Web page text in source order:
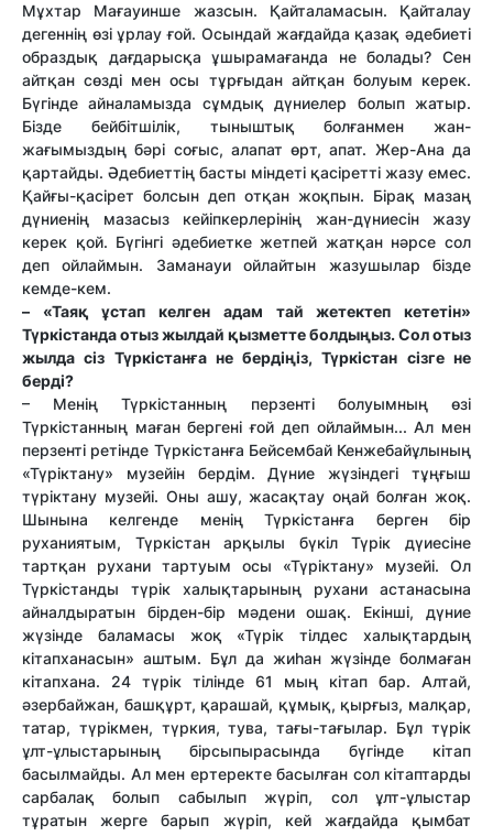
Мұхтар Мағауинше жазсын. Қайталамасын. Қайталау
дегеннің өзі ұрлау ғой. Осындай жағдайда қазақ әдебиеті
образдық дағдарысқа ұшырамағанда не болады? Сен
айтқан сөзді мен осы тұрғыдан айтқан болуым керек.
Бүгінде айналамызда сұмдық дүниелер болып жатыр.
Бізде бейбітшілік, тыныштық болғанмен жан-
жағымыздың бәрі соғыс, алапат өрт, апат. Жер-Ана да
қартайды. Әдебиеттің басты міндеті қасіретті жазу емес.
Қайғы-қасірет болсын деп отқан жоқпын. Бірақ мазаң
дүниенің мазасыз кейіпкерлерінің жан-дүниесін жазу
керек қой. Бүгінгі әдебиетке жетпей жатқан нәрсе сол
деп ойлаймын. Заманауи ойлайтын жазушылар бізде
кемде-кем.
– «Таяқ ұстап келген адам тай жетектеп кететін»
Түркістанда отыз жылдай қызметте болдыңыз. Сол отыз
жылда сіз Түркістанға не бердіңіз, Түркістан сізге не
берді?
– Менің Түркістанның перзенті болуымның өзі
Түркістанның маған бергені ғой деп ойлаймын... Ал мен
перзенті ретінде Түркістанға Бейсембай Кенжебайұлының
«Түріктану» музейін бердім. Дүние жүзіндегі тұңғыш
түріктану музейі. Оны ашу, жасақтау оңай болған жоқ.
Шынына келгенде менің Түркістанға берген бір
руханиятым, Түркістан арқылы бүкіл Түрік дүиесіне
тартқан рухани тартуым осы «Түріктану» музейі. Ол
Түркістанды түрік халықтарының рухани астанасына
айналдыратын бірден-бір мәдени ошақ. Екінші, дүние
жүзінде баламасы жоқ «Түрік тілдес халықтардың
кітапханасын» аштым. Бұл да жиһан жүзінде болмаған
кітапхана. 24 түрік тілінде 61 мың кітап бар. Алтай,
әзербайжан, башқұрт, қарашай, құмық, қырғыз, малқар,
татар, түрікмен, түркия, тува, тағы-тағылар. Бұл түрік
ұлт-ұлыстарының бірсыпырасында бүгінде кітап
басылмайды. Ал мен ертеректе басылған сол кітаптарды
сарбалақ болып сабылып жүріп, сол ұлт-ұлыстар
тұратын жерге барып жүріп, кей жағдайда қымбат